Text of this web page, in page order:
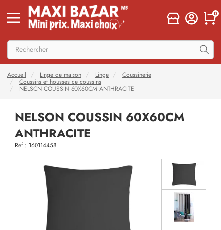
0
Accueil Linge de maison Linge
Coussinerie
Coussins et housses de coussins
NELSON COUSSIN 60X60CM ANTHRACITE
NELSON COUSSIN 60X60CM
ANTHRACITE
Ref : 160114458